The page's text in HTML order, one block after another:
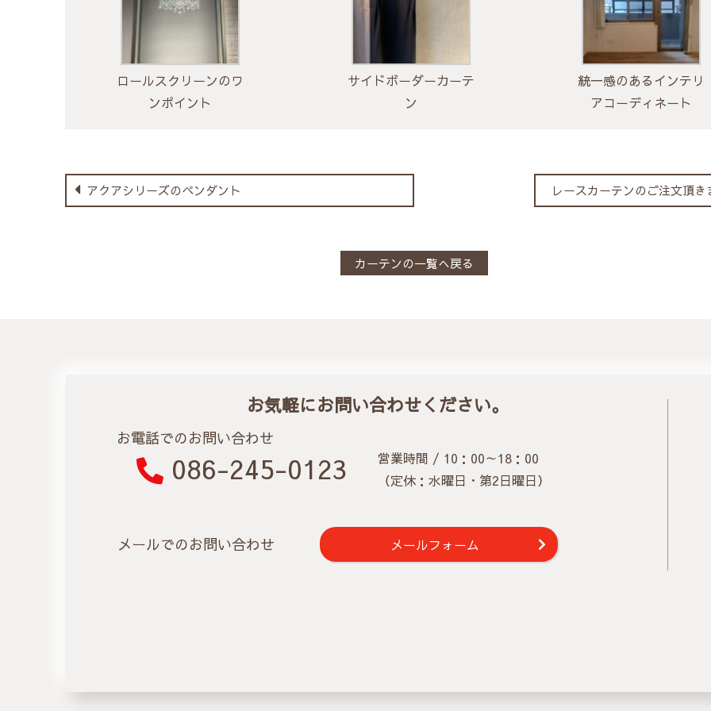
ロールスクリーンのワ
ンポイント
サイドボーダーカーテ
ン
統一感のあるインテリ
アコーディネート
アクアシリーズのペンダント レースカーテンのご注文頂
カーテンの一覧へ戻る
お気軽にお問い合わせください。
お電話でのお問い合わせ
086-245-0123
営業時間 / 10：00～18：00
（定休：水曜日・第2日曜日）
メールでのお問い合わせ メールフォーム